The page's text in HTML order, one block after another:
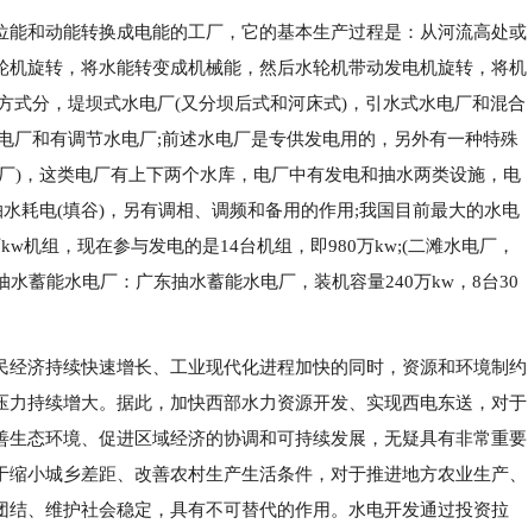
能和动能转换成电能的工厂，它的基本生产过程是：从河流高处或
旋转，将水能转变成机械能，然后水轮机带动发电机旋转，将机
式分，堤坝式水电厂(又分坝后式和河床式)，引水式水电厂和混合
厂和有调节水电厂;前述水电厂是专供发电用的，另外有一种特殊
)，这类电厂有上下两个水库，电厂中有发电和抽水两类设施，电
耗电(填谷)，另有调相、调频和备用的作用;我国目前最大的水电
机组，现在参与发电的是14台机组，即980万kw;(二滩水电厂，
蓄能水电厂：广东抽水蓄能水电厂，装机容量240万kw，8台30
济持续快速增长、工业现代化进程加快的同时，资源和环境制约
持续增大。据此，加快西部水力资源开发、实现西电东送，对于
态环境、促进区域经济的协调和可持续发展，无疑具有非常重要
小城乡差距、改善农村生产生活条件，对于推进地方农业生产、
、维护社会稳定，具有不可替代的作用。水电开发通过投资拉